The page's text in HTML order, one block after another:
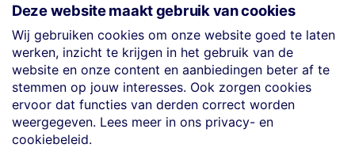
Deze website maakt gebruik van cookies
Wij gebruiken cookies om onze website goed te laten
werken, inzicht te krijgen in het gebruik van de
website en onze content en aanbiedingen beter af te
stemmen op jouw interesses. Ook zorgen cookies
ervoor dat functies van derden correct worden
weergegeven. Lees meer in ons privacy- en
cookiebeleid.